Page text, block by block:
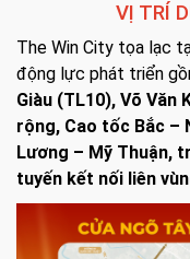
VỊ TRÍ
The Win City tọa lạc
động lực phát triển
Giàu (TL10), Võ Văn
rộng, Cao tốc Bắc –
Lương – Mỹ Thuận,
tuyến kết nối liên